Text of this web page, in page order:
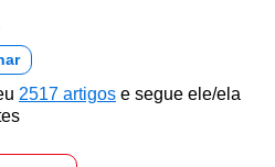
2517 artigos e segue ele/ela